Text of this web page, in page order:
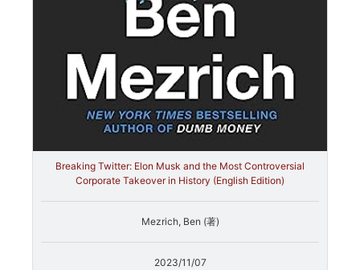
Breaking Twitter: Elon Musk and the Most Controversial
Corporate Takeover in History (English Edition)
Mezrich, Ben (著)
2023/11/07